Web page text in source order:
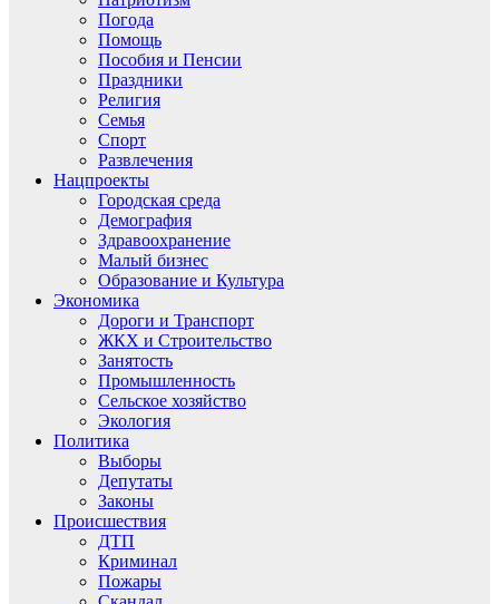
Погода
Помощь
Пособия и Пенсии
Праздники
Религия
Семья
Спорт
Развлечения
Нацпроекты
Городская среда
Демография
Здравоохранение
Малый бизнес
Образование и Культура
Экономика
Дороги и Транспорт
ЖКХ и Строительство
Занятость
Промышленность
Сельское хозяйство
Экология
Политика
Выборы
Депутаты
Законы
Происшествия
ДТП
Криминал
Пожары